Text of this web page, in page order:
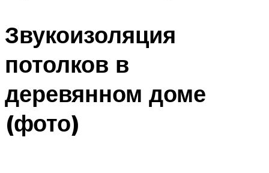
Звукоизоляция
потолков в
деревянном доме
(фото)